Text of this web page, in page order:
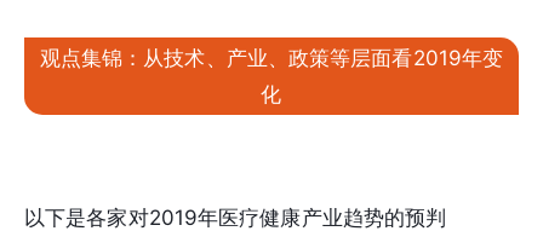
观点集锦：从技术、产业、政策等层面看2019年变
化
以下是各家对2019年医疗健康产业趋势的预判